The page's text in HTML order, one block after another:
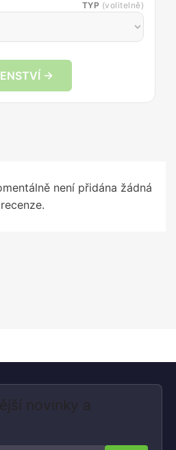
TYP (volitelně)
→
není přidána žádná
recenze.
novinky a